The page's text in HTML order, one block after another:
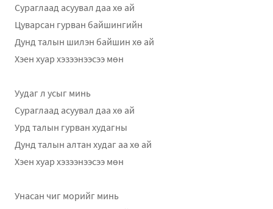
Сураглаад асуувал даа хө ай
Цуварсан гурван байшингийн
Дунд талын шилэн байшин хө ай
Хэен хуар хэзээнээсээ мөн
Уудаг л усыг минь
Сураглаад асуувал даа хө ай
Урд талын гурван худагны
Дунд талын алтан худаг аа хө ай
Хэен хуар хэзээнээсээ мөн
Унасан чиг морийг минь